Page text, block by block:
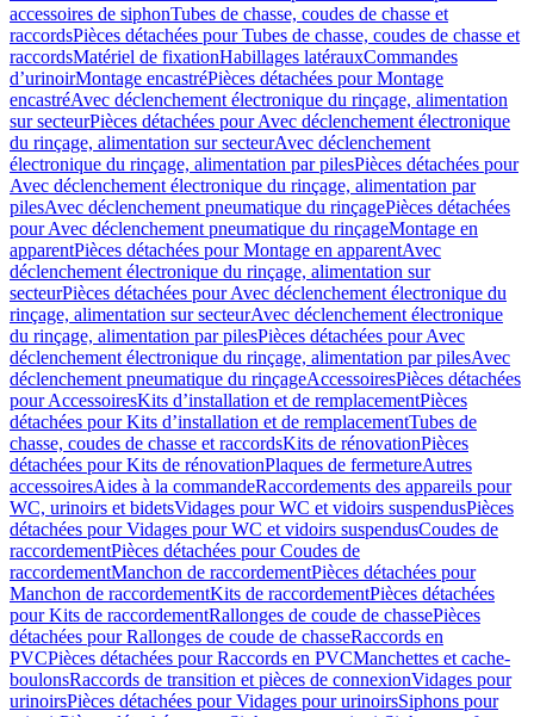
accessoires de siphonTubes de chasse, coudes de chasse et
raccordsPièces détachées pour Tubes de chasse, coudes de chasse et
raccordsMatériel de fixationHabillages latérauxCommandes
dʼurinoirMontage encastréPièces détachées pour Montage
encastréAvec déclenchement électronique du rinçage, alimentation
sur secteurPièces détachées pour Avec déclenchement électronique
du rinçage, alimentation sur secteurAvec déclenchement
électronique du rinçage, alimentation par pilesPièces détachées pour
Avec déclenchement électronique du rinçage, alimentation par
pilesAvec déclenchement pneumatique du rinçagePièces détachées
pour Avec déclenchement pneumatique du rinçageMontage en
apparentPièces détachées pour Montage en apparentAvec
déclenchement électronique du rinçage, alimentation sur
secteurPièces détachées pour Avec déclenchement électronique du
rinçage, alimentation sur secteurAvec déclenchement électronique
du rinçage, alimentation par pilesPièces détachées pour Avec
déclenchement électronique du rinçage, alimentation par pilesAvec
déclenchement pneumatique du rinçageAccessoiresPièces détachées
pour AccessoiresKits d’installation et de remplacementPièces
détachées pour Kits d’installation et de remplacementTubes de
chasse, coudes de chasse et raccordsKits de rénovationPièces
détachées pour Kits de rénovationPlaques de fermetureAutres
accessoiresAides à la commandeRaccordements des appareils pour
WC, urinoirs et bidetsVidages pour WC et vidoirs suspendusPièces
détachées pour Vidages pour WC et vidoirs suspendusCoudes de
raccordementPièces détachées pour Coudes de
raccordementManchon de raccordementPièces détachées pour
Manchon de raccordementKits de raccordementPièces détachées
pour Kits de raccordementRallonges de coude de chassePièces
détachées pour Rallonges de coude de chasseRaccords en
PVCPièces détachées pour Raccords en PVCManchettes et cache-
boulonsRaccords de transition et pièces de connexionVidages pour
urinoirsPièces détachées pour Vidages pour urinoirsSiphons pour